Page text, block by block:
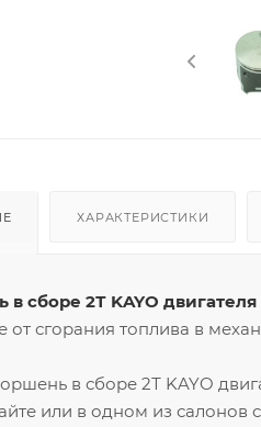
ХАРАКТЕРИСТИКИ
сборе 2Т KAYO двигателя
от сгорания топлива в
в сборе 2Т KAYO
или в одном из салонов